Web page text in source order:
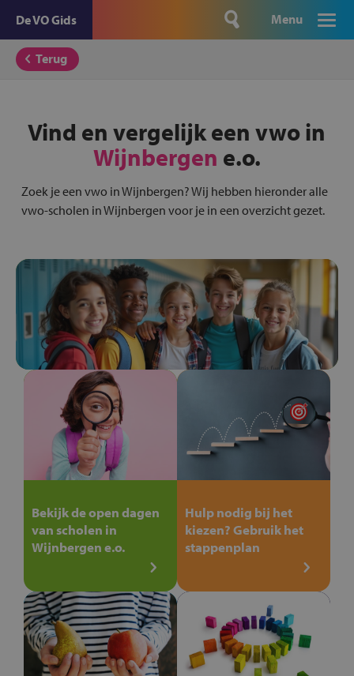
De VO Gids Menu
Terug
Vind en vergelijk een vwo in
Wijnbergen e.o.
Zoek je een vwo in Wijnbergen? Wij hebben hieronder alle
vwo-scholen in Wijnbergen voor je in een overzicht gezet.
Bekijk de open dagen
van scholen in
Wijnbergen e.o.
Hulp nodig bij het
kiezen? Gebruik het
stappenplan